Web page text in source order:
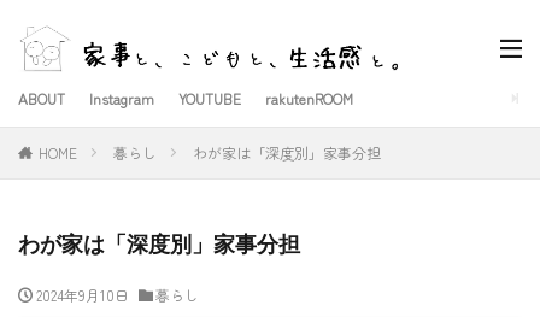
ABOUT Instagram YOUTUBE rakutenROOM
HOME 暮らし わが家は「深度別」家事分担
わが家は「深度別」家事分担
2024年9月10日 暮らし